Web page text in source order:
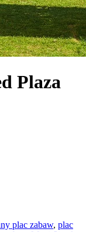
Plaza
plac zabaw, plac